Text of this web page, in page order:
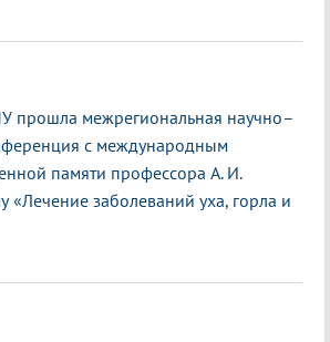
прошла межрегиональная научно–
с международным
памяти профессора А. И.
«Лечение заболеваний уха, горла и